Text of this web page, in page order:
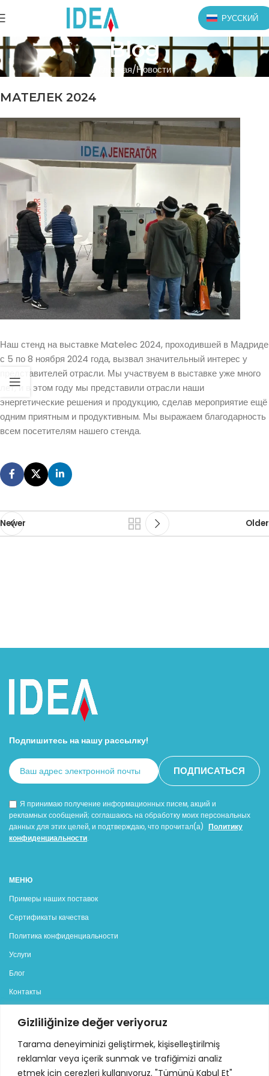
Gizliliğinize değer veriyoruz
Tarama deneyiminizi geliştirmek, kişiselleştirilmiş
reklamlar veya içerik sunmak ve trafiğimizi analiz
etmek için çerezleri kullanıyoruz. "Tümünü Kabul Et"
РУССКИЙ
Blog
Главная Новости
МАТЕЛЕК 2024
Наш стенд на выставке Matelec 2024, проходившей в Мадриде
с 5 по 8 ноября 2024 года, вызвал значительный интерес у
представителей отрасли. Мы участвуем в выставке уже много
лет, и в этом году мы представили отрасли наши
энергетические решения и продукцию, сделав мероприятие ещё
одним приятным и продуктивным. Мы выражаем благодарность
всем посетителям нашего стенда.
Newer Older
Подпишитесь на нашу рассылку!
Я принимаю получение информационных писем, акций и
рекламных сообщений; соглашаюсь на обработку моих персональных
данных для этих целей, и подтверждаю, что прочитал(а) Политику
конфиденциальности.
МЕНЮ
Примеры наших поставок
Сертификаты качества
Политика конфиденциальности
Услуги
Блог
Контакты
КАТЕГОРИИ
Генераторы
Дизельные генераторы